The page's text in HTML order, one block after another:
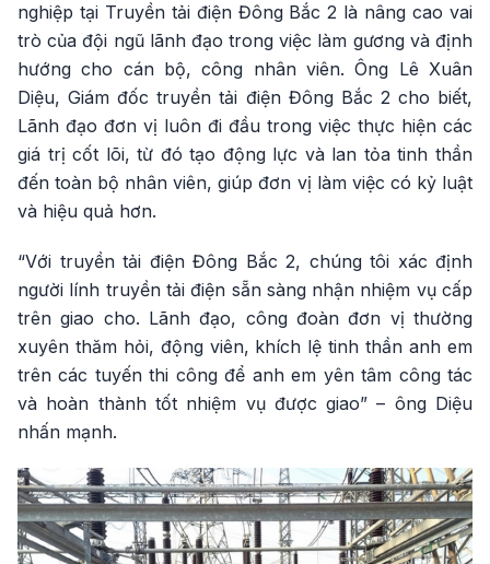
nghiệp tại Truyền tải điện Đông Bắc 2 là nâng cao vai
trò của đội ngũ lãnh đạo trong việc làm gương và định
hướng cho cán bộ, công nhân viên. Ông Lê Xuân
Diệu, Giám đốc truyền tải điện Đông Bắc 2 cho biết,
Lãnh đạo đơn vị luôn đi đầu trong việc thực hiện các
giá trị cốt lõi, từ đó tạo động lực và lan tỏa tinh thần
đến toàn bộ nhân viên, giúp đơn vị làm việc có kỷ luật
và hiệu quả hơn.
“Với truyền tải điện Đông Bắc 2, chúng tôi xác định
người lính truyền tải điện sẵn sàng nhận nhiệm vụ cấp
trên giao cho. Lãnh đạo, công đoàn đơn vị thường
xuyên thăm hỏi, động viên, khích lệ tinh thần anh em
trên các tuyến thi công để anh em yên tâm công tác
và hoàn thành tốt nhiệm vụ được giao” – ông Diệu
nhấn mạnh.